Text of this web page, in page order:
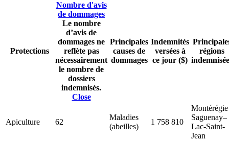
Protections
Nombre d'avis
de dommages
Le nombre
d’avis de
dommages ne
reflète pas
nécessairement
le nombre de
dossiers
indemnisés.
Close
Principales
causes de
dommages
Indemnités
versées à
ce jour ($)
régions
Apiculture 62
Maladies
(abeilles)
1 758 810
Montérégie
Saguenay–
Lac-Saint-
Jean